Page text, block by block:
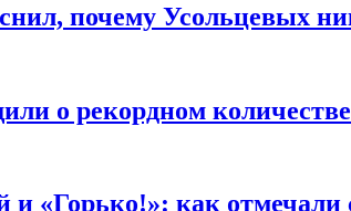
почему Усольцевых
о рекордном
и «Горько!»: как